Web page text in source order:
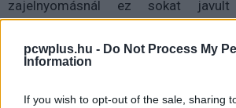
pcwplus.hu - Do Not Process My
Information
If you wish to opt-out of the sale, sharing
zajelnyomásnál ez sokat
hangminőséggel nem volt gond egyik
A Huawei FreeBuds 6i-nek van
de összességében egy jól